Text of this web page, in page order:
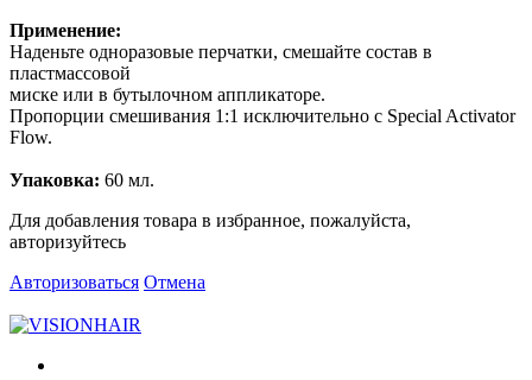
Применение:
Наденьте одноразовые перчатки, смешайте состав в
пластмассовой
миске или в бутылочном аппликаторе.
Пропорции смешивания 1:1 исключительно с Special Activator
Flow.
Упаковка: 60 мл.
Для добавления товара в избранное, пожалуйста,
авторизуйтесь
Авторизоваться Отмена